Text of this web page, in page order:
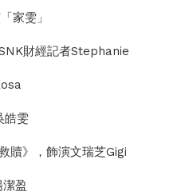
家雯」
財經記者Stephanie
皓雯
贖》，飾演文瑞芝Gigi
盈